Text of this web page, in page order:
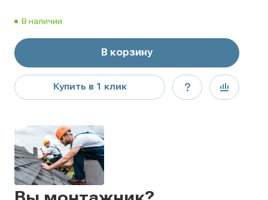
В наличии
В корзину
Купить в 1 клик